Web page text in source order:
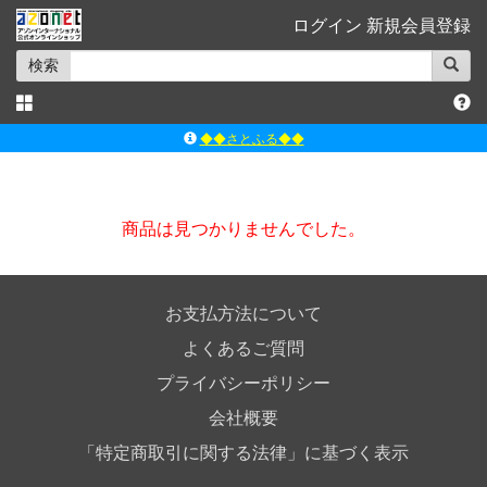
ログイン 新規会員登録
検索
◆◆さとふる◆◆
ｱｿﾞﾝｵﾝﾗｲﾝｼｮｯﾌﾟX
商品は見つかりませんでした。
お支払方法について
よくあるご質問
プライバシーポリシー
会社概要
「特定商取引に関する法律」に基づく表示